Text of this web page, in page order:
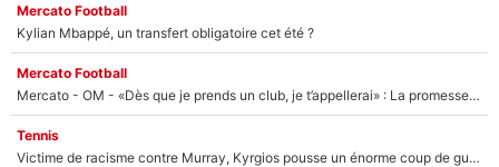
Mercato Football
Kylian Mbappé, un transfert obligatoire cet été ?
Mercato Football
Mercato - OM - «Dès que je prends un club, je t’appellerai» : La promesse de Marcelino au moment de claquer la porte
Tennis
Victime de racisme contre Murray, Kyrgios pousse un énorme coup de gueule !